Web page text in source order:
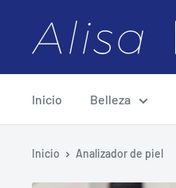
contenido
ALISA
Inicio Belleza
Inicio Analizador de piel